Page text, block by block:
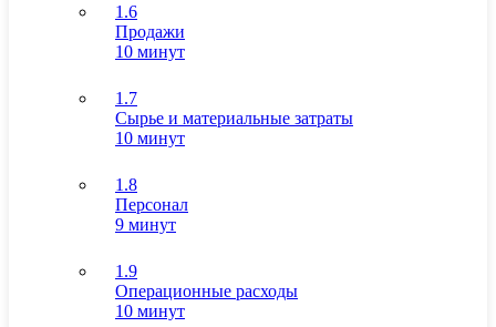
1.6
Продажи
10 минут
1.7
Сырье и материальные затраты
10 минут
1.8
Персонал
9 минут
1.9
Операционные расходы
10 минут